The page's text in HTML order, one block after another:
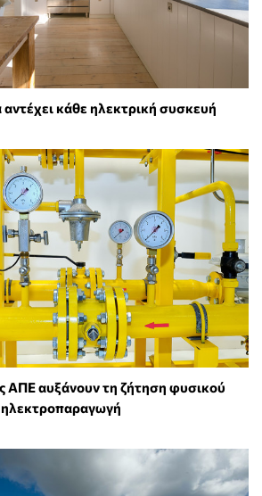
κάθε ηλεκτρική συσκευή
ΑΠΕ αυξάνουν τη ζήτηση φυσικού
ηλεκτροπαραγωγή